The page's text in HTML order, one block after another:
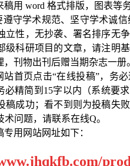
稿用 word 格式排版，图表等
守学术规范、坚守学术诚
立性，无抄袭、署名排序无
级科研项目的文章，请注明
刊物出刊后赠当期杂志一册
首页点击“在线投稿”，务
必精简到 15字以内（系统要
稿成功；看不到则为投稿失
术问题，请联系在线Q。
专用网站网址如下：